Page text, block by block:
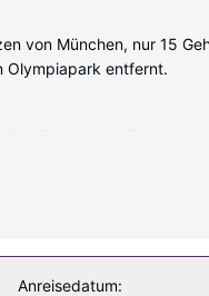
von München, nur 15
Olympiapark entfernt.
Duschen, kostenlose
Anreisedatum: